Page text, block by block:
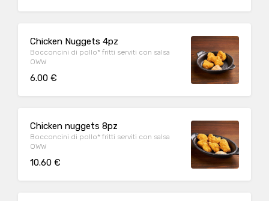
Chicken Nuggets 4pz
Bocconcini di pollo* fritti serviti con salsa
OWW
6.00 €
Chicken nuggets 8pz
Bocconcini di pollo* fritti serviti con salsa
OWW
10.60 €